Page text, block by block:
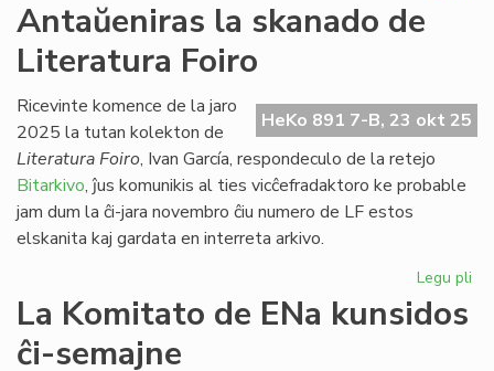
Antaŭeniras la skanado de
Literatura Foiro
HeKo 891 7-B, 23 okt 25
Ricevinte komence de la jaro
2025 la tutan kolekton de
Literatura Foiro, Ivan García, respondeculo de la retejo
Bitarkivo, ĵus komunikis al ties vicĉefradaktoro ke probable
jam dum la ĉi-jara novembro ĉiu numero de LF estos
elskanita kaj gardata en interreta arkivo.
Legu pli
La Komitato de ENa kunsidos
ĉi-semajne